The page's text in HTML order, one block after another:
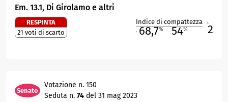
Em. 13.1, Di Girolamo e altri
RESPINTA
21 voti di scarto
Indice di compattezza
68,7% 54% 2
Senato
Votazione n. 150
Seduta n. 74 del 31 mag 2023